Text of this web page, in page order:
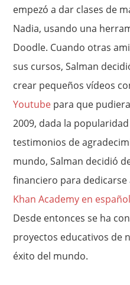
empezó a dar clases de
Nadia, usando una
Doodle. Cuando otras
sus cursos, Salman
crear pequeños vídeos
Youtube para que
2009, dada la
testimonios de
mundo, Salman decidió
financiero para
Khan Academy en español
Desde entonces se ha
proyectos educativos de
éxito del mundo.